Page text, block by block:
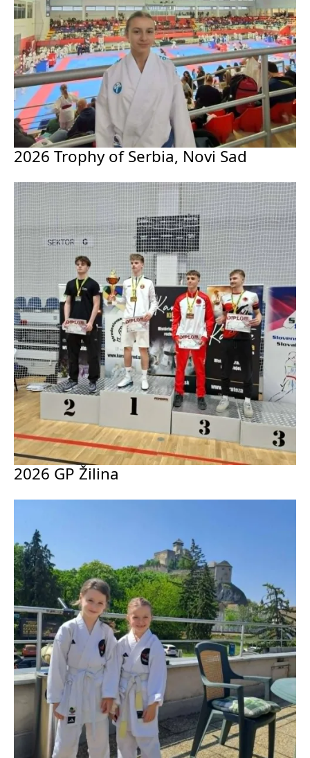
2026 Trophy of Serbia, Novi Sad
2026 GP Žilina